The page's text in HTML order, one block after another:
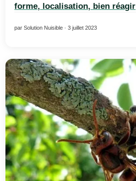
forme, localisation, bien réagir
par Solution Nuisible · 3 juillet 2023